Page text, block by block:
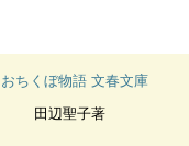
おちくぼ物語 文春文庫
田辺聖子著